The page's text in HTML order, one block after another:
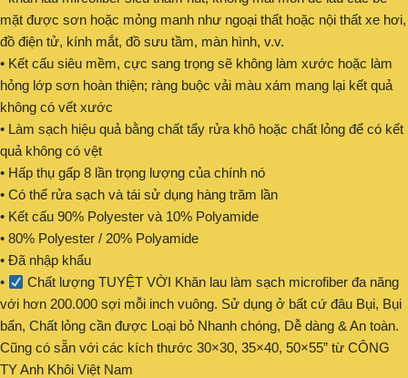
mặt được sơn hoặc mỏng manh như ngoại thất hoặc nội thất xe hơi,
đồ điện tử, kính mắt, đồ sưu tầm, màn hình, v.v.
• Kết cấu siêu mềm, cực sang trọng sẽ không làm xước hoặc làm
hỏng lớp sơn hoàn thiện; ràng buộc vải màu xám mang lại kết quả
không có vết xước
• Làm sạch hiệu quả bằng chất tẩy rửa khô hoặc chất lỏng để có kết
quả không có vệt
• Hấp thụ gấp 8 lần trọng lượng của chính nó
• Có thể rửa sạch và tái sử dụng hàng trăm lần
• Kết cấu 90% Polyester và 10% Polyamide
• 80% Polyester / 20% Polyamide
• Đã nhập khẩu
•
Chất lượng TUYỆT VỜI Khăn lau làm sạch microfiber đa năng
với hơn 200.000 sợi mỗi inch vuông. Sử dụng ở bất cứ đâu Bụi, Bụi
bẩn, Chất lỏng cần được Loại bỏ Nhanh chóng, Dễ dàng & An toàn.
Cũng có sẵn với các kích thước 30×30, 35×40, 50×55” từ CÔNG
TY Anh Khôi Việt Nam